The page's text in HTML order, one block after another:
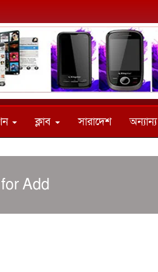
ক্লাব সারাদেশ অন্যান্য
for Add